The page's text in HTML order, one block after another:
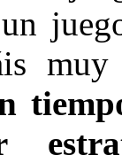
un